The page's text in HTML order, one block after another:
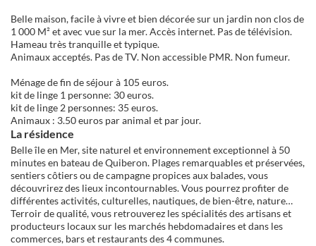
Belle maison, facile à vivre et bien décorée sur un jardin non clos de
1 000 M² et avec vue sur la mer. Accès internet. Pas de télévision.
Hameau très tranquille et typique.
Animaux acceptés. Pas de TV. Non accessible PMR. Non fumeur.
Ménage de fin de séjour à 105 euros.
kit de linge 1 personne: 30 euros.
kit de linge 2 personnes: 35 euros.
Animaux : 3.50 euros par animal et par jour.
La résidence
Belle île en Mer, site naturel et environnement exceptionnel à 50
minutes en bateau de Quiberon. Plages remarquables et préservées,
sentiers côtiers ou de campagne propices aux balades, vous
découvrirez des lieux incontournables. Vous pourrez profiter de
différentes activités, culturelles, nautiques, de bien-être, nature…
Terroir de qualité, vous retrouverez les spécialités des artisans et
producteurs locaux sur les marchés hebdomadaires et dans les
commerces, bars et restaurants des 4 communes.